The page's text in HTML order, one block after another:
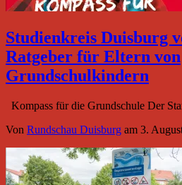
Studienkreis Duisburg
Ratgeber für Eltern von
Grundschulkindern
Kompass für die Grundschule Der
Von Rundschau Duisburg am 3.